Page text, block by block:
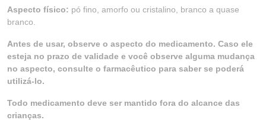
Aspecto físico: pó fino, amorfo ou cristalino, branco a quase
branco.
Antes de usar, observe o aspecto do medicamento. Caso ele
esteja no prazo de validade e você observe alguma mudança
no aspecto, consulte o farmacêutico para saber se poderá
utilizá-lo.
Todo medicamento deve ser mantido fora do alcance das
crianças.